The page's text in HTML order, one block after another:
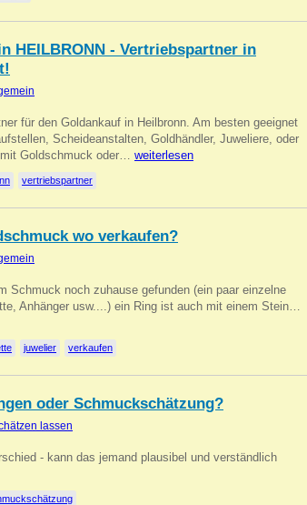
HEILBRONN - Vertriebspartner in
für den Goldankauf in Heilbronn. Am besten geeignet
Scheideanstalten, Goldhändler, Juweliere, oder
Goldschmuck oder… weiterlesen
vertriebspartner
wo verkaufen?
Schmuck noch zuhause gefunden (ein paar einzelne
Anhänger usw....) ein Ring ist auch mit einem Stein…
juwelier verkaufen
oder Schmuckschätzung?
lassen
- kann das jemand plausibel und verständlich